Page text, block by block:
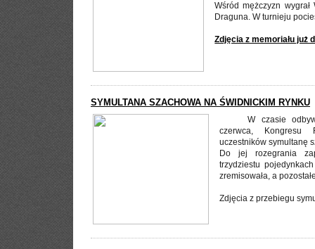
Wśród mężczyzn
Draguna. W turnieju
Zdjęcia z memoriału już
SYMULTANA SZACHOWA NA ŚWIDNICKIM RYNKU
W czasie
czerwca, Kongresu
uczestników symultanę
Do jej rozegrania
trzydziestu
zremisowała, a
Zdjęcia z przebiegu